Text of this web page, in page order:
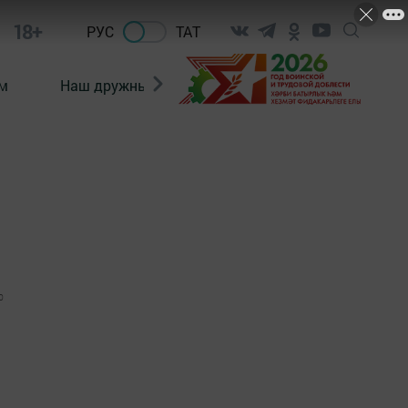
18+ РУС ТАТ
Наш дружный коллектив Документы